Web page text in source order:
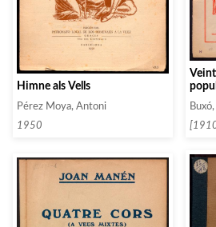
Himne als Vells
Pérez Moya, Antoni
1950